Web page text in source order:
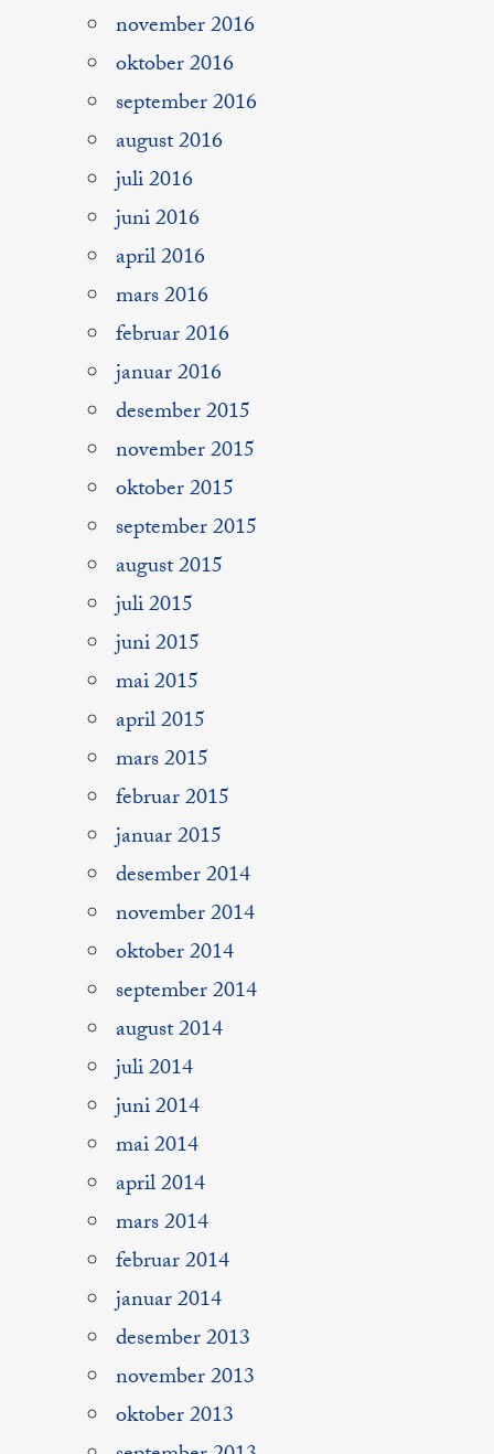
november 2016
oktober 2016
september 2016
august 2016
juli 2016
juni 2016
april 2016
mars 2016
februar 2016
januar 2016
desember 2015
november 2015
oktober 2015
september 2015
august 2015
juli 2015
juni 2015
mai 2015
april 2015
mars 2015
februar 2015
januar 2015
desember 2014
november 2014
oktober 2014
september 2014
august 2014
juli 2014
juni 2014
mai 2014
april 2014
mars 2014
februar 2014
januar 2014
desember 2013
november 2013
oktober 2013